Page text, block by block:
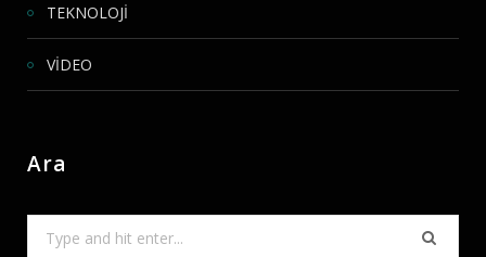
TEKNOLOJİ
VİDEO
Ara